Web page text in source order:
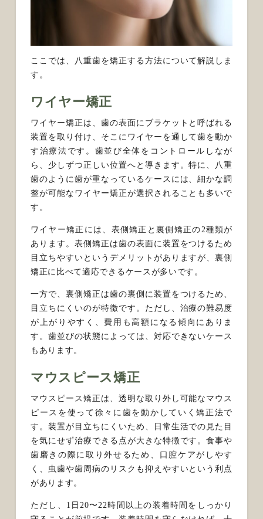
ここでは、八重歯を矯正する方法について解説しま
す。
ワイヤー矯正
ワイヤー矯正は、歯の表面にブラケットと呼ばれる
装置を取り付け、そこにワイヤーを通して歯を動か
す治療法です。歯並び全体をコントロールしなが
ら、少しずつ正しい位置へと導きます。特に、八重
歯のように歯が重なっているケースには、細かな調
整が可能なワイヤー矯正が選択されることも多いで
す。
ワイヤー矯正には、表側矯正と裏側矯正の2種類が
あります。表側矯正は歯の表面に装置をつけるため
目立ちやすいというデメリットがありますが、裏側
矯正に比べて適応できるケースが多いです。
一方で、裏側矯正は歯の裏側に装置をつけるため、
目立ちにくいのが特徴です。ただし、治療の難易度
が上がりやすく、費用も高額になる傾向にありま
す。歯並びの状態によっては、対応できないケース
もあります。
マウスピース矯正
マウスピース矯正は、透明な取り外し可能なマウス
ピースを使って徐々に歯を動かしていく矯正法で
す。装置が目立ちにくいため、日常生活での見た目
を気にせず治療できる点が大きな特徴です。食事や
歯磨きの際に取り外せるため、口腔ケアがしやす
く、虫歯や歯周病のリスクも抑えやすいという利点
があります。
ただし、1日20〜22時間以上の装着時間をしっかり